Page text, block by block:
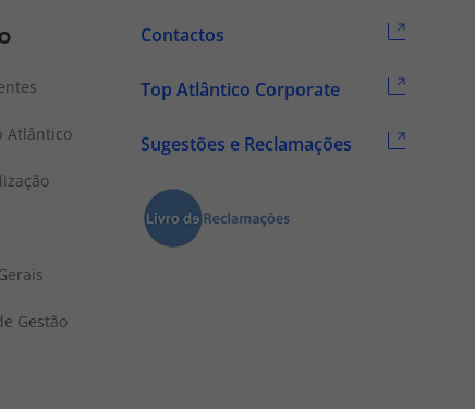
Atlântico
Gestão
Contactos
Top Atlântico Corporate
Sugestões e Reclamações